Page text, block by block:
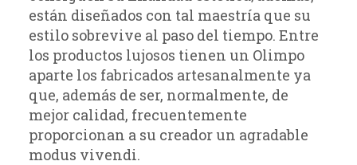
están diseñados con tal maestría que su
estilo sobrevive al paso del tiempo. Entre
los productos lujosos tienen un Olimpo
aparte los fabricados artesanalmente ya
que, además de ser, normalmente, de
mejor calidad, frecuentemente
proporcionan a su creador un agradable
modus vivendi.